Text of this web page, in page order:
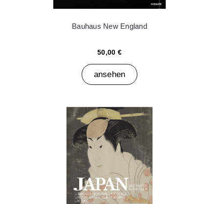
Bauhaus New England
50,00 €
ansehen